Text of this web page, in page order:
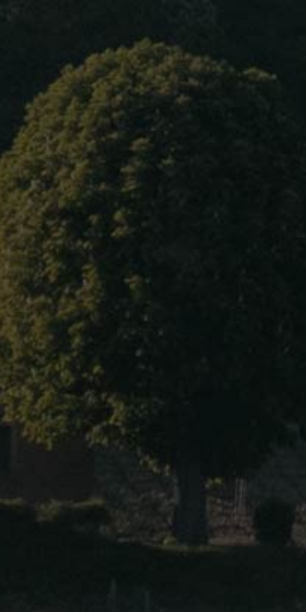
À propos
Nos vins
Blog
Contact
Langue
Château de LABORDE
Meursanges
Surface : 6 hectares
Vins rouges :
Bourgogne Côte d’Or - Au Prunier
Bourgogne Hautes Côtes de Nuits « Cuvée
Bourgogne Pinot Noir
Gevrey-Chambertin - Aux Etelois
Gevrey-Chambertin - En Dérée
Gevrey-Chambertin Vieilles Vignes
Chambolle-Musigny 1er Cru « Les
Borniques »
Gevrey-Chambertin 1er Cru « Les Goulots
Gevrey-Chambertin 1er Cru « Les
Vins blancs :
Blanc de Pinot Noir VDF
Rosé de Blanc VDF